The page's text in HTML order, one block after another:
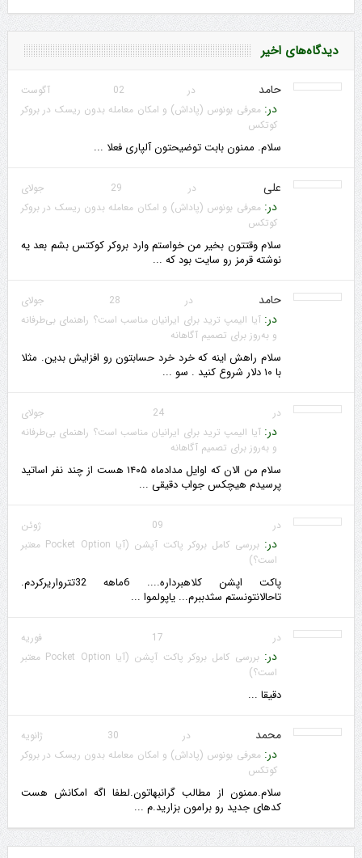
دیدگاه‌های اخیر
حامد در 02 آگوست
در:معرفی بونوس (پاداش) و امکان معامله بدون ریسک در بروکر
کوتکس
سلام. ممنون بابت توضیحتون آلپاری فعلا ...
علی در 29 جولای
در:معرفی بونوس (پاداش) و امکان معامله بدون ریسک در بروکر
کوتکس
سلام وقتتون بخیر من خواستم وارد بروکر کوکتس بشم بعد یه
نوشته قرمز رو سایت بود که ...
حامد در 28 جولای
در:آیا الیمپ ترید برای ایرانیان مناسب است؟ راهنمای بی‌طرفانه
و به‌روز برای تصمیم آگاهانه
سلام راهش اینه که خرد خرد حسابتون رو افزایش بدین. مثلا
با ۱۰ دلار شروع کنید . سو ...
در 24 جولای
در:آیا الیمپ ترید برای ایرانیان مناسب است؟ راهنمای بی‌طرفانه
و به‌روز برای تصمیم آگاهانه
سلام من الان که اوایل مدادماه ۱۴۰۵ هست از چند نفر اساتید
پرسیدم هیچکس جواب دقیقی ...
در 09 ژوئن
در:
بررسی کامل بروکر پاکت آپشن (آیا Pocket Option معتبر
است؟)
پاکت اپشن کلاهبرداره.... 6ماهه 32تترواریرکردم.
تاحالانتونستم سثدببرم... یاپولموا ...
در 17 فوریه
در:
بررسی کامل بروکر پاکت آپشن (آیا Pocket Option معتبر
است؟)
دقیقا ...
محمد در 30 ژانویه
در:معرفی بونوس (پاداش) و امکان معامله بدون ریسک در بروکر
کوتکس
سلام.ممنون از مطالب گرانبهاتون.لطفا اگه امکانش هست
کدهای جدید رو برامون بزارید.م ...